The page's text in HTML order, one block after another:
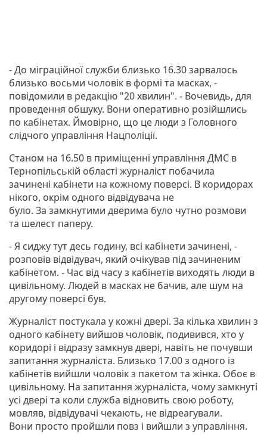
- До міграційної служби близько 16.30 зарвалось
близько восьми чоловік в формі та масках, -
повідомили в редакцію "20 хвилин". - Вочевидь, для
проведення обшуку. Вони оперативно розійшлись
по кабінетах. Ймовірно, що це люди з Головного
слідчого управління Нацполіції.
Станом на 16.50 в приміщенні управління ДМС в
Тернопільській області журналіст побачила
зачинені кабінети на кожному поверсі. В коридорах
нікого, окрім одного відвідувача не
було. За замкнутими дверима було чутно розмови
та шелест паперу.
- Я сиджу тут десь годину, всі кабінети зачинені, -
розповів відвідувач, який очікував під зачиненим
кабінетом. - Час від часу з кабінетів виходять люди в
цивільному. Людей в масках не бачив, але шум на
другому поверсі був.
Журналіст постукала у кожні двері. За кілька хвилин з
одного кабінету вийшов чоловік, подивився, хто у
коридорі і відразу замкнув двері, навіть не почувши
запитання журналіста. Близько 17.00 з одного із
кабінетів вийшли чоловік з пакетом та жінка. Обоє в
цивільному. На запитання журналіста, чому замкнуті
усі двері та коли служба відновить свою роботу,
мовляв, відвідувачі чекають, не відреагували.
Вони просто пройшли повз і вийшли з управління.